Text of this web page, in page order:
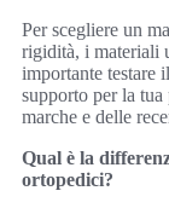
Per scegliere un
rigidità, i materiali
importante testare
supporto per la
marche e delle
Qual è la
ortopedici?